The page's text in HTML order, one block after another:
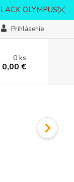
OLYMPUS!
Prihlásenie
0ks
0,00 €